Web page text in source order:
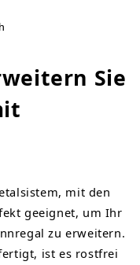
Sie
mit den
geeignet, um Ihr
zu erweitern.
ist es rostfrei